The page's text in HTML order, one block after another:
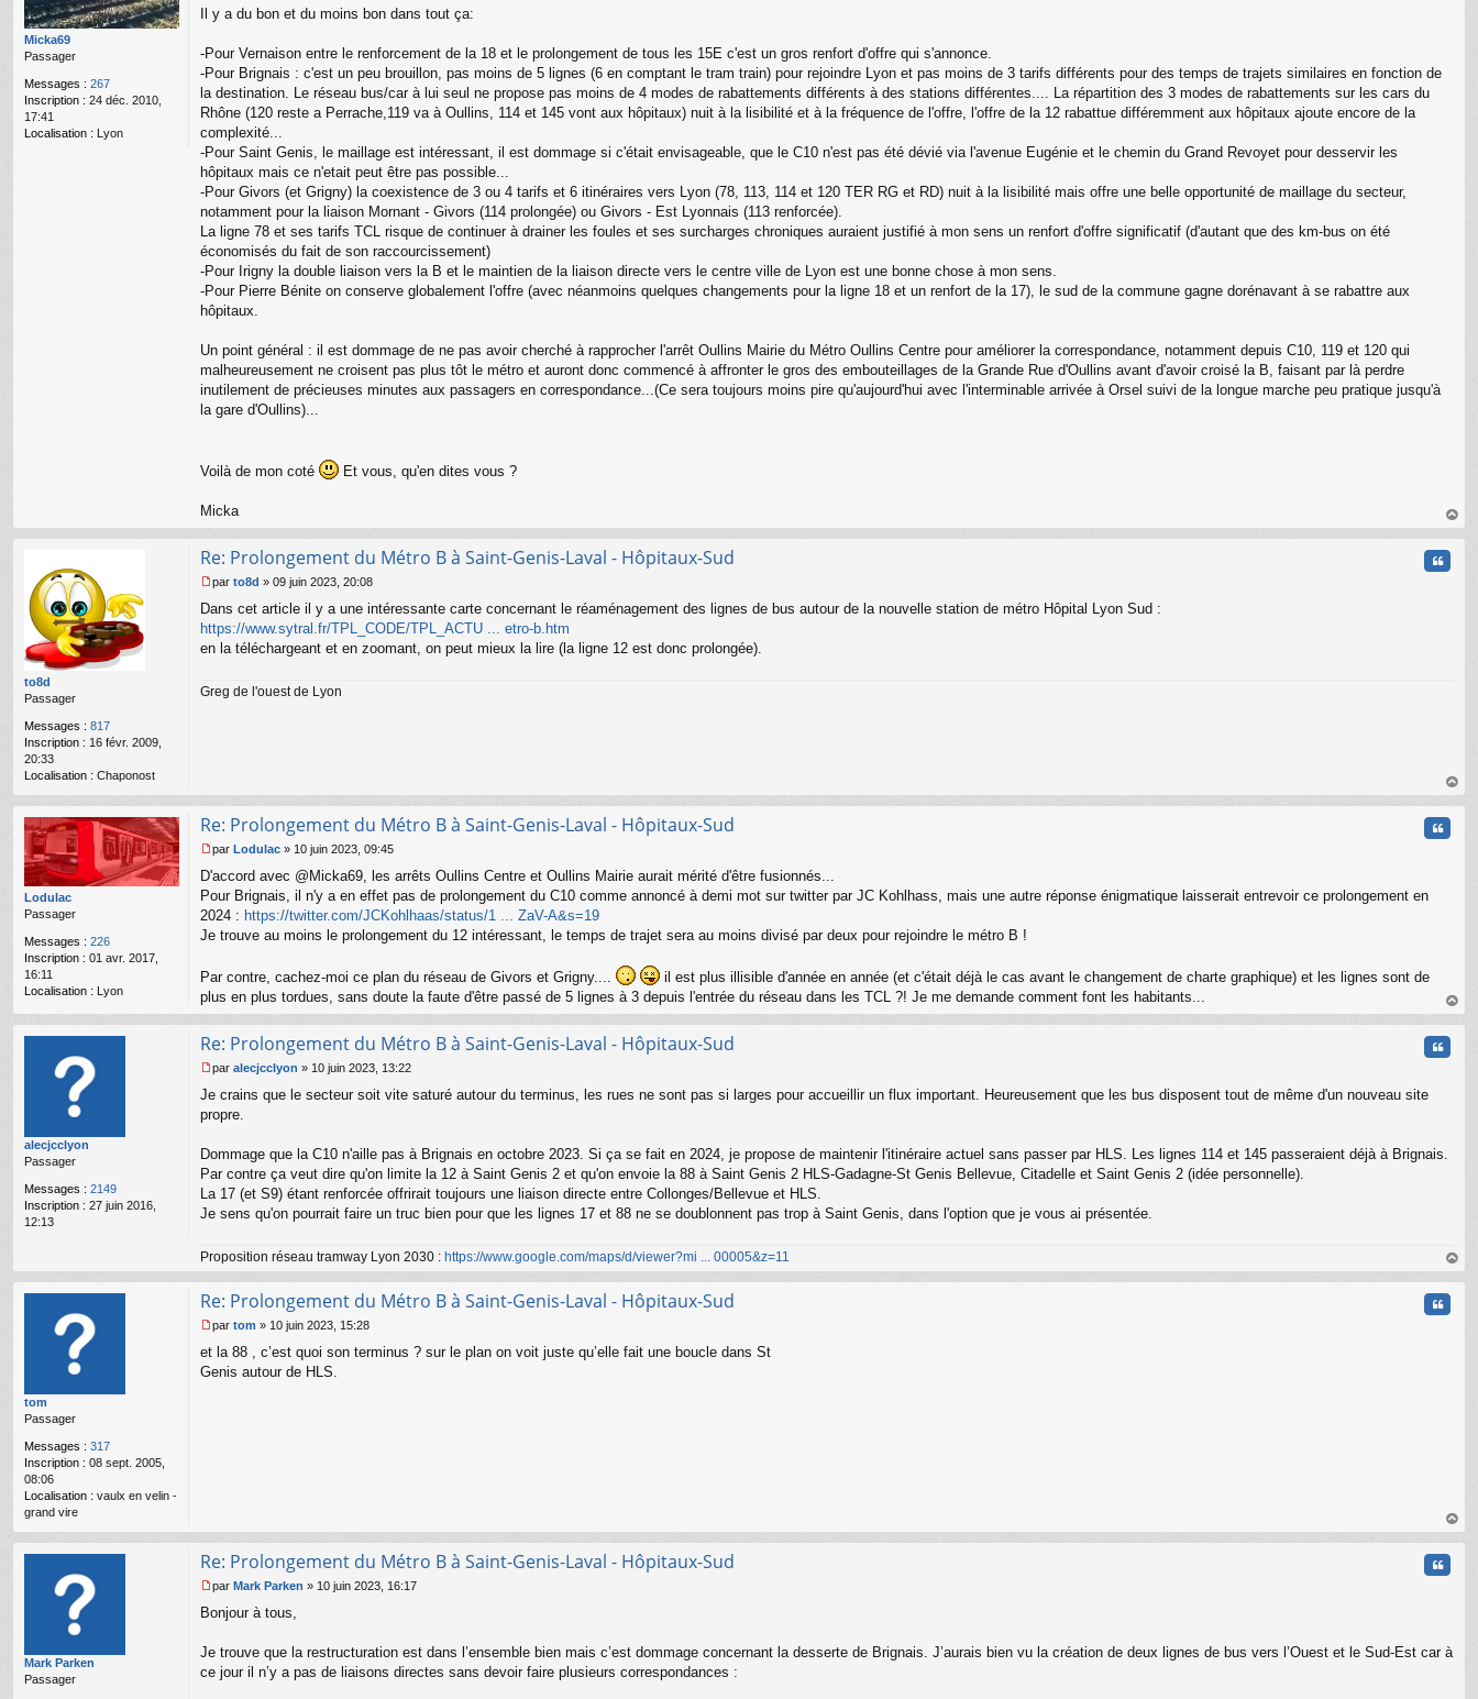
Micka69
Passager
Messages : 267
Inscription : 24 déc. 2010,
17:41
Localisation : Lyon
s
a
e
n
o
n
u
Il y a du bon et du moins bon dans tout ça:
-Pour Vernaison entre le renforcement de la 18 et le prolongement de tous les 15E c'est un gros renfort d'offre qui s'annonce.
-Pour Brignais : c'est un peu brouillon, pas moins de 5 lignes (6 en comptant le tram train) pour rejoindre Lyon et pas moins de 3 tarifs différents pour des temps de trajets similaires en fonction de
la destination. Le réseau bus/car à lui seul ne propose pas moins de 4 modes de rabattements différents à des stations différentes.... La répartition des 3 modes de rabattements sur les cars du
Rhône (120 reste a Perrache,119 va à Oullins, 114 et 145 vont aux hôpitaux) nuit à la lisibilité et à la fréquence de l'offre, l'offre de la 12 rabattue différemment aux hôpitaux ajoute encore de la
complexité...
-Pour Saint Genis, le maillage est intéressant, il est dommage si c'était envisageable, que le C10 n'est pas été dévié via l'avenue Eugénie et le chemin du Grand Revoyet pour desservir les
hôpitaux mais ce n'etait peut être pas possible...
-Pour Givors (et Grigny) la coexistence de 3 ou 4 tarifs et 6 itinéraires vers Lyon (78, 113, 114 et 120 TER RG et RD) nuit à la lisibilité mais offre une belle opportunité de maillage du secteur,
notamment pour la liaison Mornant - Givors (114 prolongée) ou Givors - Est Lyonnais (113 renforcée).
La ligne 78 et ses tarifs TCL risque de continuer à drainer les foules et ses surcharges chroniques auraient justifié à mon sens un renfort d'offre significatif (d'autant que des km-bus on été
économisés du fait de son raccourcissement)
-Pour Irigny la double liaison vers la B et le maintien de la liaison directe vers le centre ville de Lyon est une bonne chose à mon sens.
-Pour Pierre Bénite on conserve globalement l'offre (avec néanmoins quelques changements pour la ligne 18 et un renfort de la 17), le sud de la commune gagne dorénavant à se rabattre aux
hôpitaux.
Un point général : il est dommage de ne pas avoir cherché à rapprocher l'arrêt Oullins Mairie du Métro Oullins Centre pour améliorer la correspondance, notamment depuis C10, 119 et 120 qui
malheureusement ne croisent pas plus tôt le métro et auront donc commencé à affronter le gros des embouteillages de la Grande Rue d'Oullins avant d'avoir croisé la B, faisant par là perdre
inutilement de précieuses minutes aux passagers en correspondance...(Ce sera toujours moins pire qu'aujourd'hui avec l'interminable arrivée à Orsel suivi de la longue marche peu pratique jusqu'à
la gare d'Oullins)...
Voilà de mon coté Et vous, qu'en dites vous ?
Micka
au
to8d
Passager
Messages : 817
Inscription : 16 févr. 2009,
20:33
Localisation : Chaponost
Re: Prolongement du Métro B à Saint-Genis-Laval - Hôpitaux-Sud
e
s
s
e
par to8d » 09 juin 2023, 20:08
Dans cet article il y a une intéressante carte concernant le réaménagement des lignes de bus autour de la nouvelle station de métro Hôpital Lyon Sud :
https://www.sytral.fr/TPL_CODE/TPL_ACTU ... etro-b.htm
en la téléchargeant et en zoomant, on peut mieux la lire (la ligne 12 est donc prolongée).
Greg de l'ouest de Lyon
au
Lodulac
Passager
Messages : 226
Inscription : 01 avr. 2017,
16:11
Localisation : Lyon
Re: Prolongement du Métro B à Saint-Genis-Laval - Hôpitaux-Sud
e
s
s
g
n
o
l
u
par Lodulac » 10 juin 2023, 09:45
D'accord avec @Micka69, les arrêts Oullins Centre et Oullins Mairie aurait mérité d'être fusionnés...
Pour Brignais, il n'y a en effet pas de prolongement du C10 comme annoncé à demi mot sur twitter par JC Kohlhass, mais une autre réponse énigmatique laisserait entrevoir ce prolongement en
2024 : https://twitter.com/JCKohlhaas/status/1 ... ZaV-A&s=19
Je trouve au moins le prolongement du 12 intéressant, le temps de trajet sera au moins divisé par deux pour rejoindre le métro B !
Par contre, cachez-moi ce plan du réseau de Givors et Grigny....
il est plus illisible d'année en année (et c'était déjà le cas avant le changement de charte graphique) et les lignes sont de
plus en plus tordues, sans doute la faute d'être passé de 5 lignes à 3 depuis l'entrée du réseau dans les TCL ?! Je me demande comment font les habitants...
au
alecjcclyon
Passager
Messages : 2149
Inscription : 27 juin 2016,
12:13
Re: Prolongement du Métro B à Saint-Genis-Laval - Hôpitaux-Sud
e
s
g
e
n
o
u
par alecjcclyon » 10 juin 2023, 13:22
Je crains que le secteur soit vite saturé autour du terminus, les rues ne sont pas si larges pour accueillir un flux important. Heureusement que les bus disposent tout de même d'un nouveau site
propre.
Dommage que la C10 n'aille pas à Brignais en octobre 2023. Si ça se fait en 2024, je propose de maintenir l'itinéraire actuel sans passer par HLS. Les lignes 114 et 145 passeraient déjà à Brignais.
Par contre ça veut dire qu'on limite la 12 à Saint Genis 2 et qu'on envoie la 88 à Saint Genis 2 HLS-Gadagne-St Genis Bellevue, Citadelle et Saint Genis 2 (idée personnelle).
La 17 (et S9) étant renforcée offrirait toujours une liaison directe entre Collonges/Bellevue et HLS.
Je sens qu'on pourrait faire un truc bien pour que les lignes 17 et 88 ne se doublonnent pas trop à Saint Genis, dans l'option que je vous ai présentée.
Proposition réseau tramway Lyon 2030 : https://www.google.com/maps/d/viewer?mi ... 00005&z=11
au
tom
Passager
Messages : 317
Inscription : 08 sept. 2005,
08:06
Localisation : vaulx en velin -
grand vire
Re: Prolongement du Métro B à Saint-Genis-Laval - Hôpitaux-Sud
s
par tom » 10 juin 2023, 15:28
et la 88 , c’est quoi son terminus ? sur le plan on voit juste qu’elle fait une boucle dans St
Genis autour de HLS.
au
Mark Parken
Passager
Re: Prolongement du Métro B à Saint-Genis-Laval - Hôpitaux-Sud
e
s
g
par Mark Parken » 10 juin 2023, 16:17
Bonjour à tous,
Je trouve que la restructuration est dans l’ensemble bien mais c’est dommage concernant la desserte de Brignais. J’aurais bien vu la création de deux lignes de bus vers l’Ouest et le Sud-Est car à
ce jour il n’y a pas de liaisons directes sans devoir faire plusieurs correspondances :